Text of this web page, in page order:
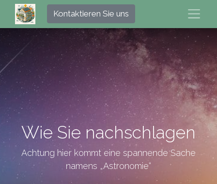
Kontaktieren Sie uns
Wie Sie nachschlagen
Achtung hier kommt eine spannende Sache
namens „Astronomie“